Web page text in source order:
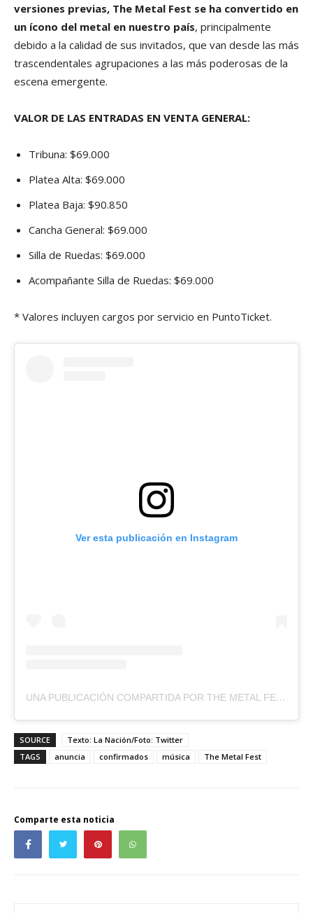
versiones previas, The Metal Fest se ha convertido en
un ícono del metal en nuestro país, principalmente
debido a la calidad de sus invitados, que van desde las más
trascendentales agrupaciones a las más poderosas de la
escena emergente.
VALOR DE LAS ENTRADAS EN VENTA GENERAL:
Tribuna: $69.000
Platea Alta: $69.000
Platea Baja: $90.850
Cancha General: $69.000
Silla de Ruedas: $69.000
Acompañante Silla de Ruedas: $69.000
* Valores incluyen cargos por servicio en PuntoTicket.
Ver esta publicación en Instagram
UNA PUBLICACIÓN COMPARTIDA POR THE METAL FEST 2025 (@THEMETALFEST.CL)
SOURCE
Texto: La Nación/Foto: Twitter
TAGS
anuncia confirmados música The Metal Fest
Comparte esta noticia